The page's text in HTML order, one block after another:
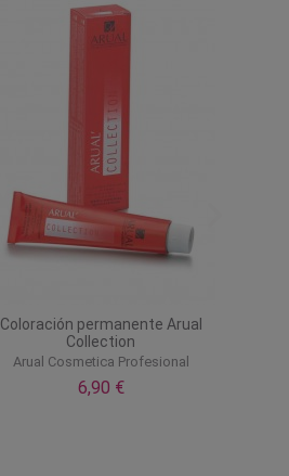
Coloración permanente Arual
Collection
Arual Cosmetica Profesional
6,90 €